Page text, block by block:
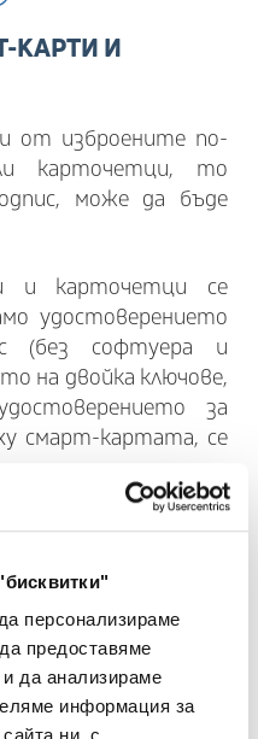
персонализираме
предоставяме
да анализираме
информация за
КАРТИ И
от изброените по-
карточетци, то
може да бъде
и карточетци се
удостоверението
(без софтуера и
на двойка ключове,
за
смарт-картата, се
size) Издаване,
size)
size) Подновяване.